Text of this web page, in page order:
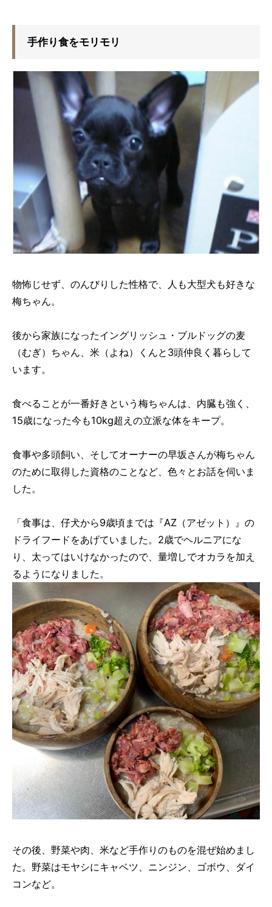
手作り食をモリモリ
物怖じせず、のんびりした性格で、人も大型犬も好きな
梅ちゃん。
後から家族になったイングリッシュ・ブルドッグの麦
（むぎ）ちゃん、米（よね）くんと3頭仲良く暮らして
います。
食べることが一番好きという梅ちゃんは、内臓も強く、
15歳になった今も10kg超えの立派な体をキープ。
食事や多頭飼い、そしてオーナーの早坂さんが梅ちゃん
のために取得した資格のことなど、色々とお話を伺いま
した。
「食事は、仔犬から9歳頃までは『AZ（アゼット）』の
ドライフードをあげていました。2歳でヘルニアにな
り、太ってはいけなかったので、量増しでオカラを加え
るようになりました。
その後、野菜や肉、米など手作りのものを混ぜ始めまし
た。野菜はモヤシにキャベツ、ニンジン、ゴボウ、ダイ
コンなど。